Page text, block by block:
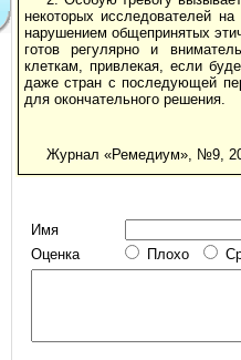
некоторых исследователей
нарушением общепринятых
готов регулярно и
клеткам, привлекая, если
даже стран с последующей
для окончательного решения.
Журнал «Ремедиум», №9,
Имя
Оценка
Плохо